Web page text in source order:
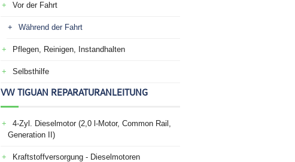
Vor der Fahrt
Während der Fahrt
Pflegen, Reinigen, Instandhalten
Selbsthilfe
VW TIGUAN REPARATURANLEITUNG
4-Zyl. Dieselmotor (2,0 l-Motor, Common Rail,
Generation II)
Kraftstoffversorgung - Dieselmotoren